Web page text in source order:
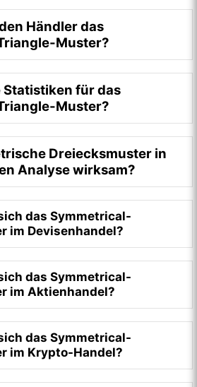
Händler das
Muster?
Statistiken für das
Muster?
Dreiecksmuster in
Analyse wirksam?
das Symmetrical-
im Devisenhandel?
das Symmetrical-
im Aktienhandel?
das Symmetrical-
im Krypto-Handel?